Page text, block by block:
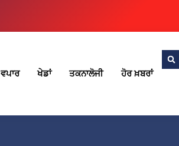
ਵਪਾਰ ਖੇਡਾਂ ਤਕਨਾਲੋਜੀ ਹੋਰ ਖ਼ਬਰਾਂ